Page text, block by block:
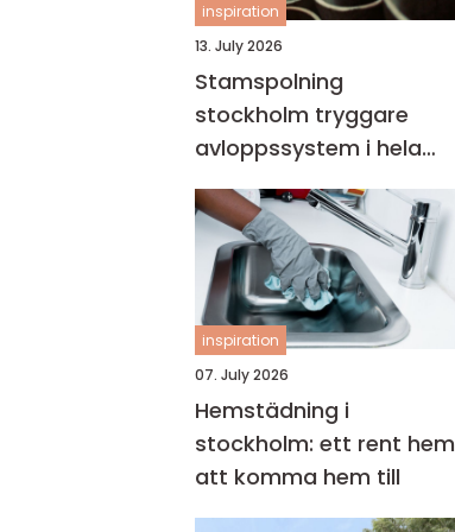
inspiration
13. July 2026
Stamspolning
stockholm tryggare
avloppssystem i hela
fastigheten
inspiration
07. July 2026
Hemstädning i
stockholm: ett rent hem
att komma hem till